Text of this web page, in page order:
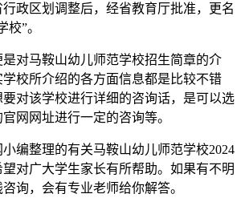
政区划调整后，经省教育厅批准，更名
校”。
对马鞍山幼儿师范学校招生简章的介
校所介绍的各方面信息都是比较不错
对该学校进行详细的咨询话，是可以选
网网址进行一定的咨询等。
编整理的有关马鞍山幼儿师范学校2024
对广大学生家长有所帮助。如果有不明
询，会有专业老师给你解答。